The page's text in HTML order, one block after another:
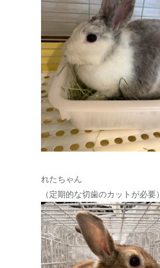
れたちゃん
（定期的な切歯のカットが必要）